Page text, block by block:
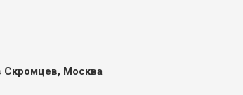
Скромцев, Москва